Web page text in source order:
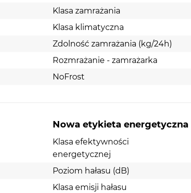
Klasa zamrażania
Klasa klimatyczna
Zdolność zamrażania (kg/24h)
Rozmrażanie - zamrażarka
NoFrost
Nowa etykieta energetyczna
Klasa efektywności
energetycznej
Poziom hałasu (dB)
Klasa emisji hałasu